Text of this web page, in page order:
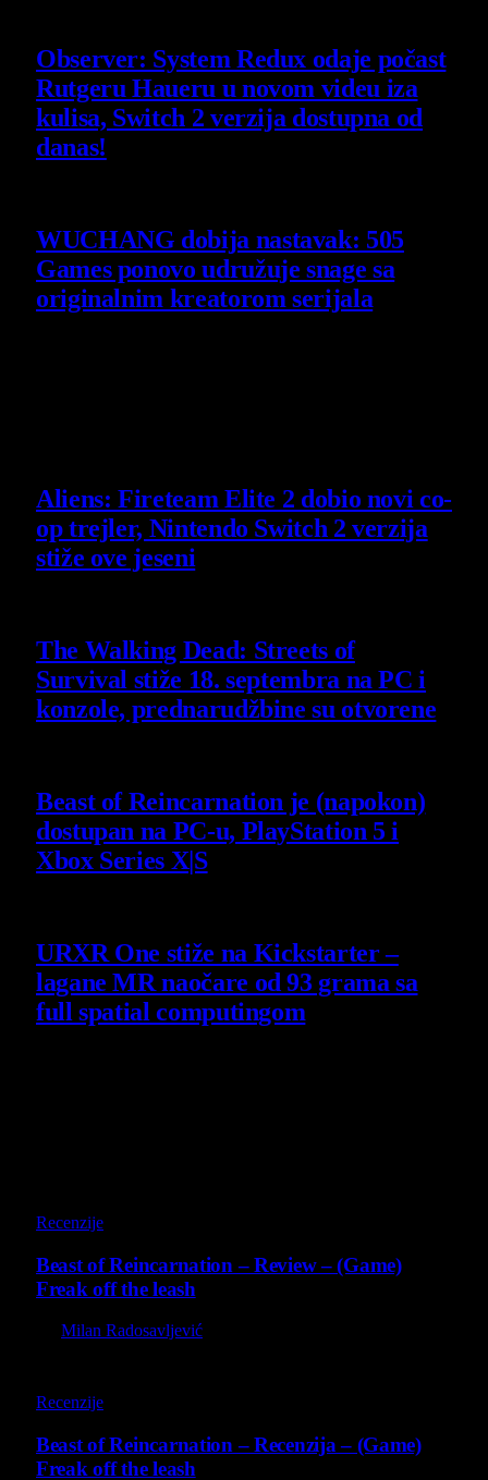
Observer: System Redux odaje počast
Rutgeru Haueru u novom videu iza
kulisa, Switch 2 verzija dostupna od
danas!
WUCHANG dobija nastavak: 505
Games ponovo udružuje snage sa
originalnim kreatorom serijala
Aliens: Fireteam Elite 2 dobio novi co-
op trejler, Nintendo Switch 2 verzija
stiže ove jeseni
The Walking Dead: Streets of
Survival stiže 18. septembra na PC i
konzole, prednarudžbine su otvorene
Beast of Reincarnation je (napokon)
dostupan na PC-u, PlayStation 5 i
Xbox Series X|S
URXR One stiže na Kickstarter –
lagane MR naočare od 93 grama sa
full spatial computingom
Recenzije
Beast of Reincarnation – Review – (Game)
Freak off the leash
Milan Radosavljević
Recenzije
Beast of Reincarnation – Recenzija – (Game)
Freak off the leash